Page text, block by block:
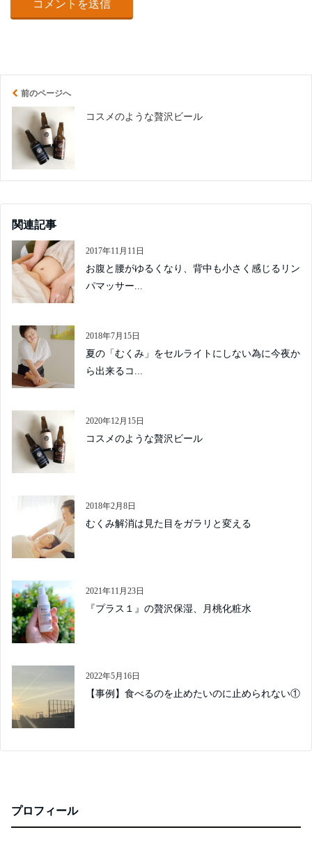
前のページへ
コスメのような贅沢ビール
関連記事
2017年11月11日
お腹と腰がゆるくなり、背中も小さく感じるリン
パマッサー...
2018年7月15日
夏の「むくみ」をセルライトにしない為に今夜か
ら出来るコ...
2020年12月15日
コスメのような贅沢ビール
2018年2月8日
むくみ解消は見た目をガラリと変える
2021年11月23日
『プラス１』の贅沢保湿、月桃化粧水
2022年5月16日
【事例】食べるのを止めたいのに止められない①
プロフィール